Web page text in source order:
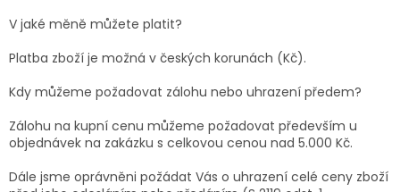
V jaké měně můžete platit?
Platba zboží je možná v českých korunách (Kč).
Kdy můžeme požadovat zálohu nebo uhrazení předem?
Zálohu na kupní cenu můžeme požadovat především u
objednávek na zakázku s celkovou cenou nad 5.000 Kč.
Dále jsme oprávněni požádat Vás o uhrazení celé ceny zboží